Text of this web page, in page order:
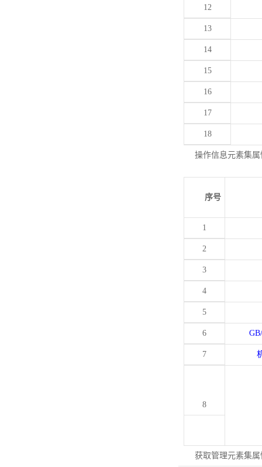
12
13
14
15
16
17
18
操作信息元素集
序号
1
2
3
4
5
6
7
8
获取管理元素集